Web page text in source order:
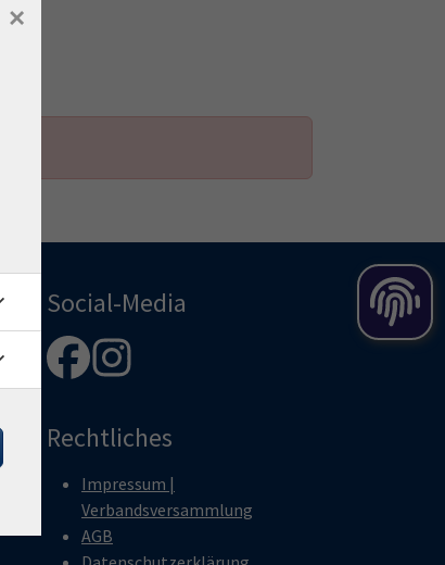
Social-Media
Rechtliches
Impressum |
Verbandsversammlung
AGB
×